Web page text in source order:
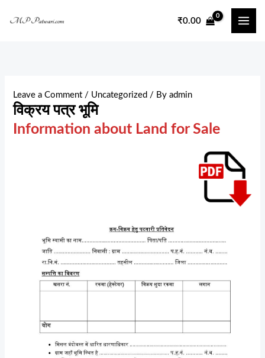
₹0.00
Leave a Comment / Uncategorized / Byadmin
विक्रय पत्र भूमि
Information about Land for Sale